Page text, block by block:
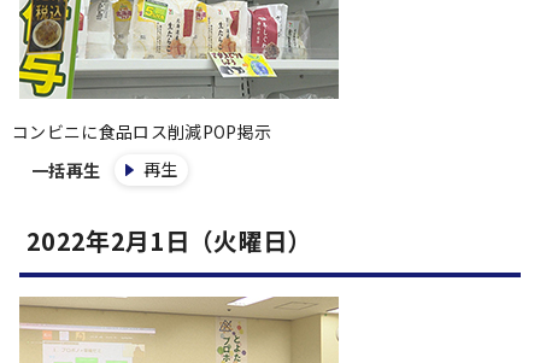
コンビニに食品ロス削減POP掲示
一括再生
再生
2022年2月1日（火曜日）